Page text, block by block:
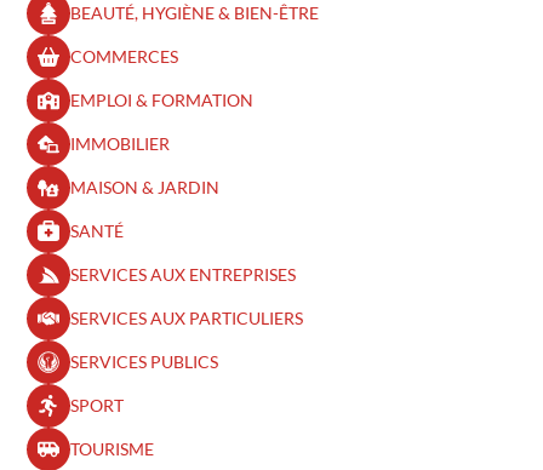
BEAUTÉ, HYGIÈNE & BIEN-ÊTRE​
COMMERCES
EMPLOI & FORMATION
IMMOBILIER
MAISON & JARDIN
SANTÉ
SERVICES AUX ENTREPRISES
SERVICES AUX PARTICULIERS
SERVICES PUBLICS
SPORT
TOURISME